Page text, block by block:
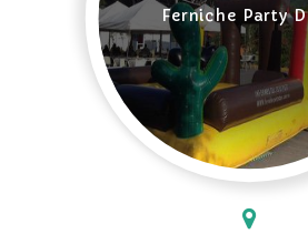
Ferniche Party